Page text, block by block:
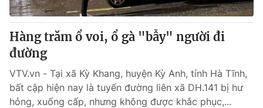
Hàng trăm ổ voi, ổ gà "bẫy" người đi
đường
VTV.vn - Tại xã Kỳ Khang, huyện Kỳ Anh, tỉnh Hà Tĩnh,
bất cập hiện nay là tuyến đường liên xã DH.141 bị hư
hỏng, xuống cấp, nhưng không được khắc phục,...